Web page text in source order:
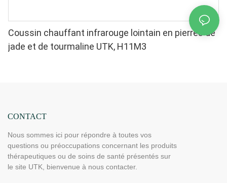
Coussin chauffant infrarouge lointain en pierres de
jade et de tourmaline UTK, H11M3
CONTACT
Nous sommes ici pour répondre à toutes vos
questions ou préoccupations concernant les produits
thérapeutiques ou de soins de santé présentés sur
le site UTK, bienvenue à nous contacter.